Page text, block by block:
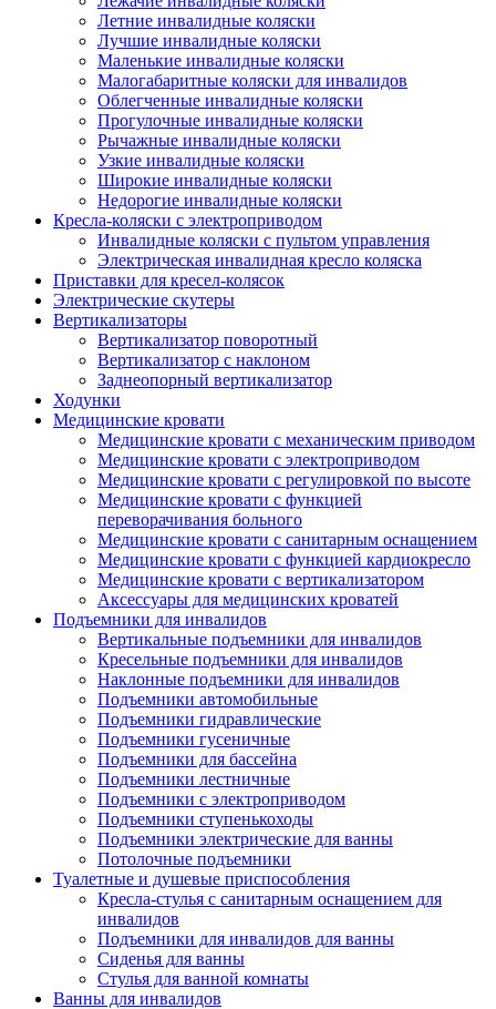
Летние инвалидные коляски
Лучшие инвалидные коляски
Маленькие инвалидные коляски
Малогабаритные коляски для инвалидов
Облегченные инвалидные коляски
Прогулочные инвалидные коляски
Рычажные инвалидные коляски
Узкие инвалидные коляски
Широкие инвалидные коляски
Недорогие инвалидные коляски
Кресла-коляски с электроприводом
Инвалидные коляски с пультом управления
Электрическая инвалидная кресло коляска
Приставки для кресел-колясок
Электрические скутеры
Вертикализаторы
Вертикализатор поворотный
Вертикализатор с наклоном
Заднеопорный вертикализатор
Ходунки
Медицинские кровати
Медицинские кровати с механическим приводом
Медицинские кровати с электроприводом
Медицинские кровати с регулировкой по высоте
Медицинские кровати с функцией
переворачивания больного
Медицинские кровати с санитарным оснащением
Медицинские кровати с функцией кардиокресло
Медицинские кровати с вертикализатором
Аксессуары для медицинских кроватей
Подъемники для инвалидов
Вертикальные подъемники для инвалидов
Кресельные подъемники для инвалидов
Наклонные подъемники для инвалидов
Подъемники автомобильные
Подъемники гидравлические
Подъемники гусеничные
Подъемники для бассейна
Подъемники лестничные
Подъемники с электроприводом
Подъемники ступенькоходы
Подъемники электрические для ванны
Потолочные подъемники
Туалетные и душевые приспособления
Кресла-стулья с санитарным оснащением для
инвалидов
Подъемники для инвалидов для ванны
Сиденья для ванны
Стулья для ванной комнаты
Ванны для инвалидов